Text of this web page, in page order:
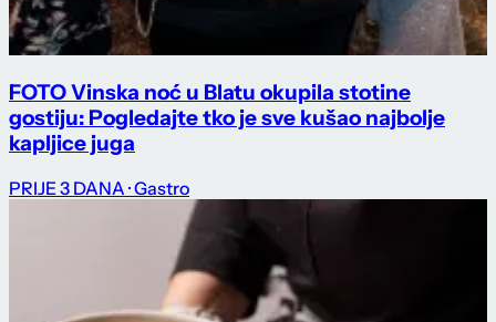
FOTO Vinska noć u Blatu okupila stotine
gostiju: Pogledajte tko je sve kušao najbolje
kapljice juga
PRIJE 3 DANA · Gastro